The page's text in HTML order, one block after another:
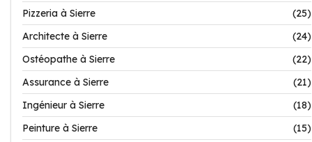
Pizzeria à Sierre
(25)
Architecte à Sierre
(24)
Ostéopathe à Sierre
(22)
Assurance à Sierre
(21)
Ingénieur à Sierre
(18)
Peinture à Sierre
(15)